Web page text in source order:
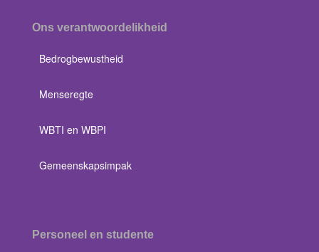
Ons verantwoordelikheid
Bedrogbewustheid
Menseregte
WBTI en WBPI
Gemeenskapsimpak
Personeel en studente